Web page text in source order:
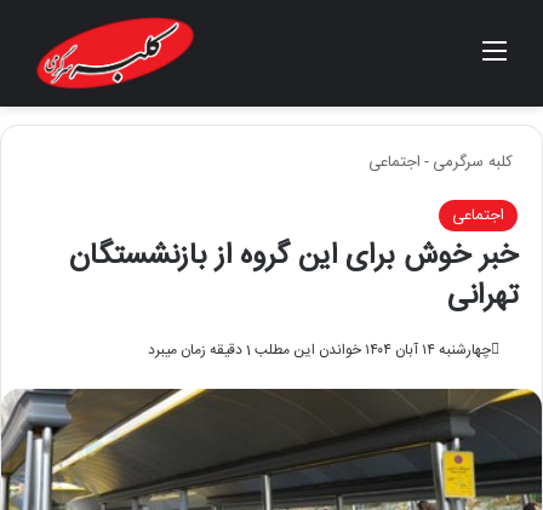
منو
کلبه سرگرمی-اجتماعی
اجتماعی
خبر خوش برای این گروه از بازنشستگان
تهرانی
چهارشنبه ۱۴ آبان ۱۴۰۴ خواندن این مطلب 1 دقیقه زمان میبرد